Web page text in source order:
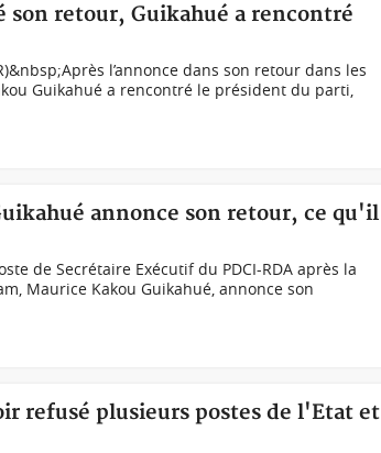
retour, Guikahué a rencontré
l’annonce dans son retour dans les
Guikahué a rencontré le président du parti,
annonce son retour, ce qu'il
de Secrétaire Exécutif du PDCI-RDA après la
Maurice Kakou Guikahué, annonce son
refusé plusieurs postes de l'Etat et